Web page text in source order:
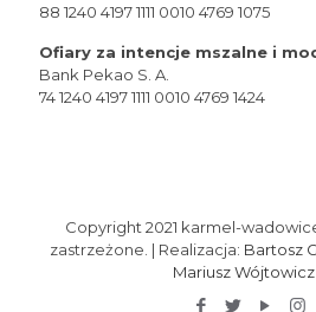
88 1240 4197 1111 0010 4769 1075
Ofiary za intencje mszalne i
Bank Pekao S. A.
74 1240 4197 1111 0010 4769 1424
Copyright 2021 karmel-
zastrzeżone. | Realizacja: Bartosz
Mariusz